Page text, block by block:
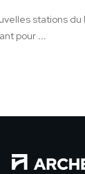
stations
pour ...